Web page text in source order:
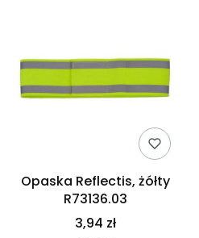
Opaska Reflectis, żółty
R73136.03
3,94 zł